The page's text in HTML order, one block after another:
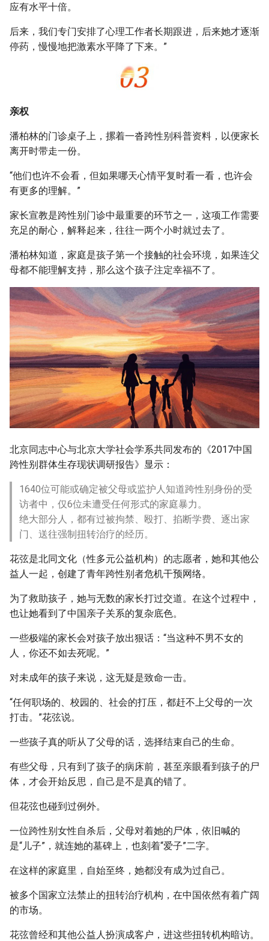
应有水平十倍。
后来，我们专门安排了心理工作者长期跟进，后来她才逐渐
停药，慢慢地把激素水平降了下来。”
亲权
潘柏林的门诊桌子上，摞着一沓跨性别科普资料，以便家长
离开时带走一份。
“他们也许不会看，但如果哪天心情平复时看一看，也许会
有更多的理解。”
家长宣教是跨性别门诊中最重要的环节之一，这项工作需要
充足的耐心，解释起来，往往一两个小时就过去了。
潘柏林知道，家庭是孩子第一个接触的社会环境，如果连父
母都不能理解支持，那么这个孩子注定幸福不了。
北京同志中心与北京大学社会学系共同发布的《2017中国
跨性别群体生存现状调研报告》显示：
1640位可能或确定被父母或监护人知道跨性别身份的受
访者中，仅6位未遭受任何形式的家庭暴力。
绝大部分人，都有过被拘禁、殴打、掐断学费、逐出家
门、送往强制扭转治疗的经历。
花弦是北同文化（性多元公益机构）的志愿者，她和其他公
益人一起，创建了青年跨性别者危机干预网络。
为了救助孩子，她与无数的家长打过交道。在这个过程中，
也让她看到了中国亲子关系的复杂底色。
一些极端的家长会对孩子放出狠话：“当这种不男不女的
人，你还不如去死呢。”
对未成年的孩子来说，这无疑是致命一击。
“任何职场的、校园的、社会的打压，都赶不上父母的一次
打击。”花弦说。
一些孩子真的听从了父母的话，选择结束自己的生命。
有些父母，只有到了孩子的病床前，甚至亲眼看到孩子的尸
体，才会开始反思，自己是不是真的错了。
但花弦也碰到过例外。
一位跨性别女性自杀后，父母对着她的尸体，依旧喊的
是“儿子”，就连她的墓碑上，也刻着“爱子”二字。
在这样的家庭里，自始至终，她都没有成为过自己。
被多个国家立法禁止的扭转治疗机构，在中国依然有着广阔
的市场。
花弦曾经和其他公益人扮演成客户，进这些扭转机构暗访。